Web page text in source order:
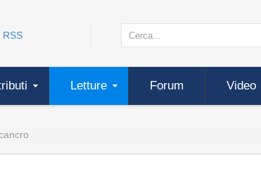
RSS
Letture Forum Video